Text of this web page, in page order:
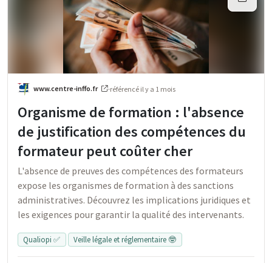
www.centre-inffo.fr ·référencé il y a 1 mois
Organisme de formation : l'absence
de justification des compétences du
formateur peut coûter cher
L'absence de preuves des compétences des formateurs
expose les organismes de formation à des sanctions
administratives. Découvrez les implications juridiques et
les exigences pour garantir la qualité des intervenants.
Qualiopi ✅ Veille légale et réglementaire 🤓